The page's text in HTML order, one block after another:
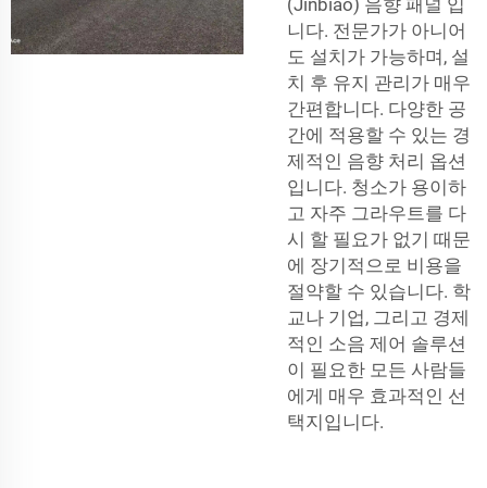
니다. 전문가가 아니어
도 설치가 가능하며, 설
치 후 유지 관리가 매우
간편합니다. 다양한 공
간에 적용할 수 있는 경
제적인 음향 처리 옵션
입니다. 청소가 용이하
고 자주 그라우트를 다
시 할 필요가 없기 때문
에 장기적으로 비용을
절약할 수 있습니다. 학
교나 기업, 그리고 경제
적인 소음 제어 솔루션
이 필요한 모든 사람들
에게 매우 효과적인 선
택지입니다.